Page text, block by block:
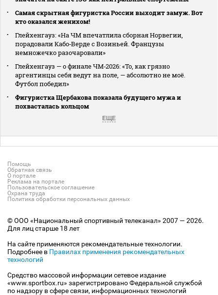
Самая скрытная фигуристка России выходит замуж. Вот
кто оказался женихом!
Глейхенгауз: «На ЧМ впечатлила сборная Норвегии,
порадовали Кабо‑Верде с Возиньей. Французы
немножечко разочаровали»
Глейхенгауз — о финале ЧМ‑2026: «То, как грязно
аргентинцы себя ведут на поле, — абсолютно не моё.
Футбол победил»
Фигуристка Щербакова показала будущего мужа и
похвасталась кольцом
ЕЩЕ
Помощь
Обратная связь
О портале
Реклама на портале
Пользовательское соглашение
Охрана труда
Политика обработки персональных данных
© ООО «Национальный спортивный телеканал» 2007 — 2026.
Для лиц старше 18 лет
На сайте применяются рекомендательные технологии.
Подробнее в Правилах применения рекомендательных
технологий
Средство массовой информации сетевое издание
«www.sportbox.ru» зарегистрировано Федеральной службой
по надзору в сфере связи, информационных технологий